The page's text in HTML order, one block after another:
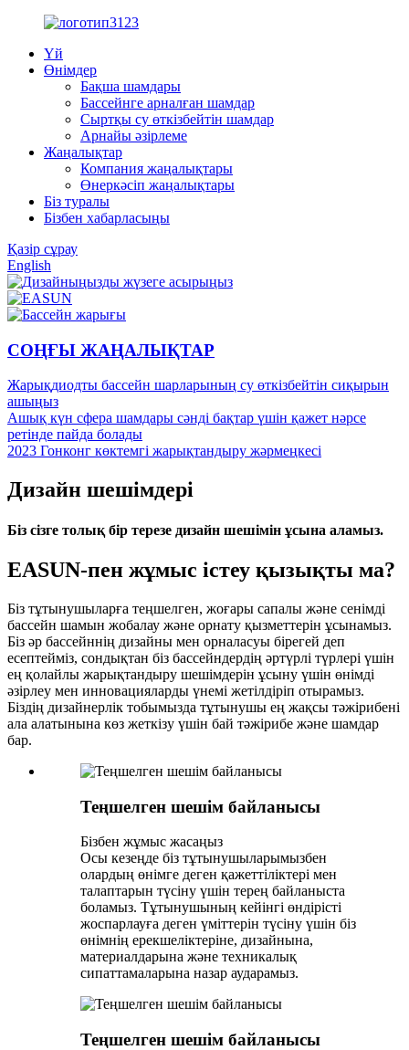
Үй
Өнімдер
Бақша шамдары
Бассейнге арналған шамдар
Сыртқы су өткізбейтін шамдар
Арнайы әзірлеме
Жаңалықтар
Компания жаңалықтары
Өнеркәсіп жаңалықтары
Біз туралы
Бізбен хабарласыңы
Қазір сұрау
English
СОҢҒЫ ЖАҢАЛЫҚТАР
Жарықдиодты бассейн шарларының су өткізбейтін сиқырын
ашыңыз
Ашық күн сфера шамдары сәнді бақтар үшін қажет нәрсе
ретінде пайда болады
2023 Гонконг көктемгі жарықтандыру жәрмеңкесі
Дизайн шешімдері
Біз сізге толық бір терезе дизайн шешімін ұсына аламыз.
EASUN-пен жұмыс істеу қызықты ма?
Біз тұтынушыларға теңшелген, жоғары сапалы және сенімді
бассейн шамын жобалау және орнату қызметтерін ұсынамыз.
Біз әр бассейннің дизайны мен орналасуы бірегей деп
есептейміз, сондықтан біз бассейндердің әртүрлі түрлері үшін
ең қолайлы жарықтандыру шешімдерін ұсыну үшін өнімді
әзірлеу мен инновацияларды үнемі жетілдіріп отырамыз.
Біздің дизайнерлік тобымызда тұтынушы ең жақсы тәжірибені
ала алатынына көз жеткізу үшін бай тәжірибе және шамдар
бар.
Теңшелген шешім байланысы
Бізбен жұмыс жасаңыз
Осы кезеңде біз тұтынушыларымызбен
олардың өнімге деген қажеттіліктері мен
талаптарын түсіну үшін терең байланыста
боламыз. Тұтынушының кейінгі өндірісті
жоспарлауға деген үміттерін түсіну үшін біз
өнімнің ерекшеліктеріне, дизайнына,
материалдарына және техникалық
сипаттамаларына назар аударамыз.
Теңшелген шешім байланысы